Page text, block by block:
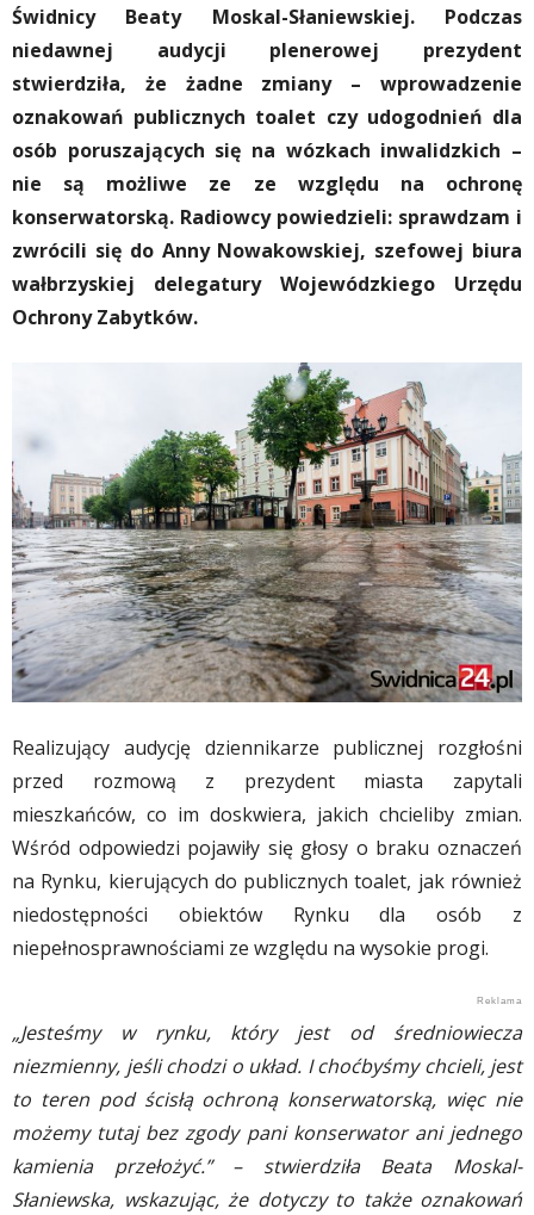
Świdnicy Beaty Moskal-Słaniewskiej. Podczas
niedawnej audycji plenerowej prezydent
stwierdziła, że żadne zmiany – wprowadzenie
oznakowań publicznych toalet czy udogodnień dla
osób poruszających się na wózkach inwalidzkich –
nie są możliwe ze ze względu na ochronę
konserwatorską. Radiowcy powiedzieli: sprawdzam i
zwrócili się do Anny Nowakowskiej, szefowej biura
wałbrzyskiej delegatury Wojewódzkiego Urzędu
Ochrony Zabytków.
Realizujący audycję dziennikarze publicznej rozgłośni
przed rozmową z prezydent miasta zapytali
mieszkańców, co im doskwiera, jakich chcieliby zmian.
Wśród odpowiedzi pojawiły się głosy o braku oznaczeń
na Rynku, kierujących do publicznych toalet, jak również
niedostępności obiektów Rynku dla osób z
niepełnosprawnościami ze względu na wysokie progi.
„Jesteśmy w rynku, który jest od średniowiecza
niezmienny, jeśli chodzi o układ. I choćbyśmy chcieli, jest
to teren pod ścisłą ochroną konserwatorską, więc nie
możemy tutaj bez zgody pani konserwator ani jednego
kamienia przełożyć.” – stwierdziła Beata Moskal-
Słaniewska, wskazując, że dotyczy to także oznakowań